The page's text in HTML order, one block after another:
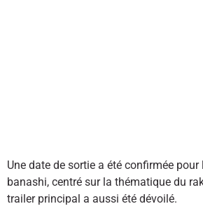
Une date de sortie a été confirmée pour
banashi, centré sur la thématique du
trailer principal a aussi été dévoilé.